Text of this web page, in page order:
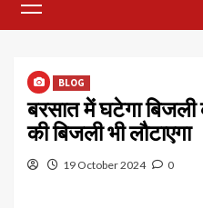
Menu
BLOG
बरसात में घटेगा बिजली
की बिजली भी लौटाएगा
19 October 2024 0